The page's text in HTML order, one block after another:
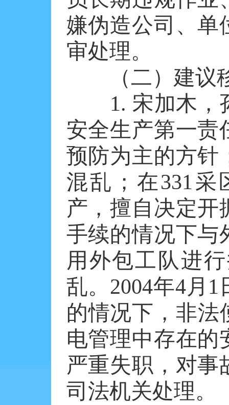
嫌伪造公司、单
审处理。
（二）建议移
1. 宋加木，孙
安全生产第一责
预防为主的方针
混乱；在331
产，擅自决定开
手续的情况下与
用外包工队进
乱。2004年4月
的情况下，非法
电管理中存在的
严重失职，对事
司法机关处理。